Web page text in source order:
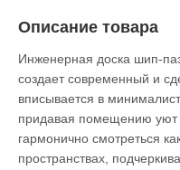
Описание товара
Инженерная доска шип-
создает современный и
вписывается в
придавая помещению уют
гармонично смотреться
пространствах,